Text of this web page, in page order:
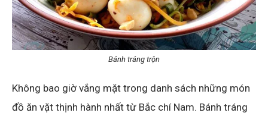
Bánh tráng trộn
Không bao giờ vắng mặt trong danh sách những món
đồ ăn vặt thịnh hành nhất từ Bắc chí Nam. Bánh tráng